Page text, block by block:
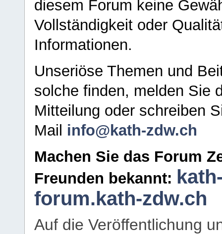
diesem Forum keine
Vollständigkeit oder
Informationen.
Unseriöse Themen und
solche finden, melden Sie
Mitteilung oder schreiben
Mail info@kath-zdw.ch
Machen Sie das Forum
Freunden bekannt:
forum.kath-zdw.ch
Auf die Veröffentlichung